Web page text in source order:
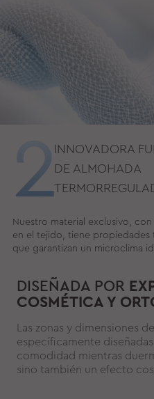
INNOVADORA
DE ALMOHADA
Nuestro material exclusivo,
en el tejido, tiene propiedades
que garantizan un microclima
DISEÑADA POR
COSMÉTICA Y
Las zonas y dimensiones
específicamente
comodidad mientras
sino también un efecto